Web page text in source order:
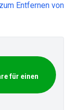
Entfernen von
für einen